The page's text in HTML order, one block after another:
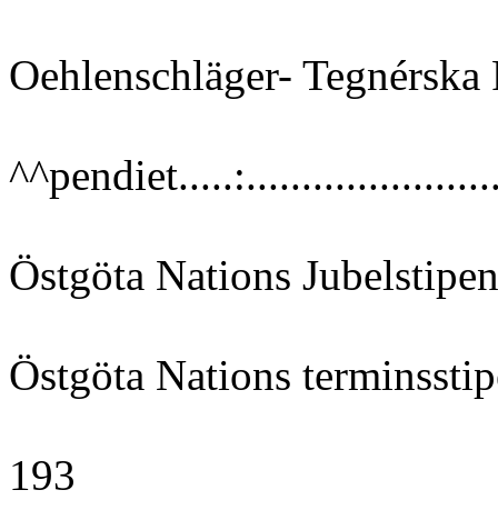
Oehlenschläger- Tegnérska
Östgöta Nations
Östgöta Nations
193